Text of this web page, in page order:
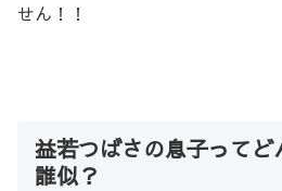
せん！！
益若つばさの息子ってど
誰似？